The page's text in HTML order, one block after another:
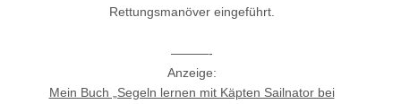
Rettungsmanöver eingeführt.
———-
Anzeige:
Mein Buch „Segeln lernen mit Käpten Sailnator bei